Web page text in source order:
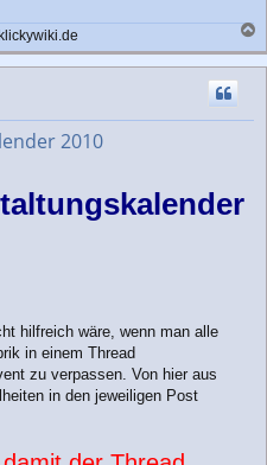
a
c
2010
hilfreich wäre, wenn man alle
in einem Thread
zu verpassen. Von hier aus
in den jeweiligen Post